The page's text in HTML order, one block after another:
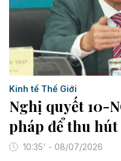
Kinh tế Thế Giới
Nghị quyết 10-
pháp để thu
10:35' - 08/07/2026